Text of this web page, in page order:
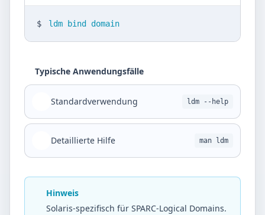
$ ldm bind domain
Typische Anwendungsfälle
Standardverwendung ldm --help
Detaillierte Hilfe man ldm
Hinweis
Solaris-spezifisch für SPARC-Logical Domains.